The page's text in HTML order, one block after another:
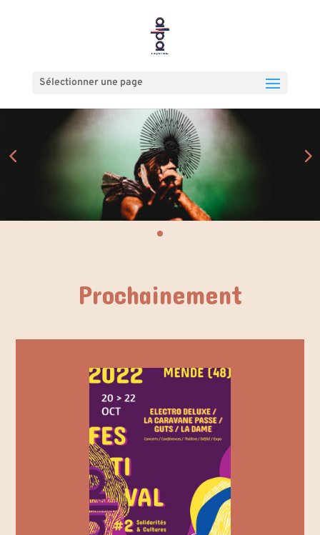
Sélectionner une page
Prochainement